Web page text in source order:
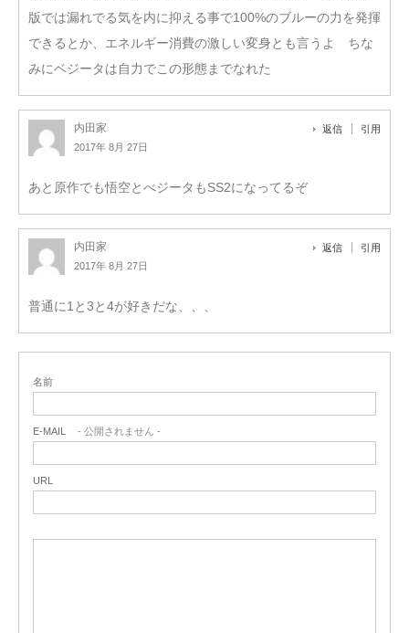
版では漏れでる気を内に抑える事で100%のブルーの力を発揮
できるとか、エネルギー消費の激しい変身とも言うよ ちな
みにベジータは自力でこの形態までなれた
内田家
2017年 8月 27日
返信 引用
あと原作でも悟空とべジータもSS2になってるぞ
内田家
2017年 8月 27日
返信 引用
普通に1と3と4が好きだな、、、
名前
E-MAIL - 公開されません -
URL